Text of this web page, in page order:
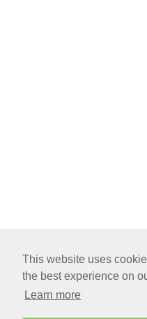
This website uses
the best experience on
Learn more